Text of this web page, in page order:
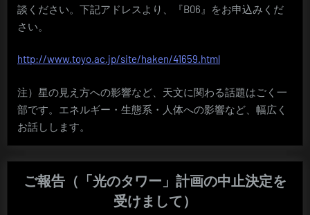
談ください。下記アドレスより、『B06』をお申込みくだ
さい。
http://www.toyo.ac.jp/site/haken/41659.html
注）星の見え方への影響など、天文に関わる話題はごく一
部です。エネルギー・生態系・人体への影響など、幅広く
お話しします。
ご報告（「光のタワー」計画の中止決定を
受けまして）